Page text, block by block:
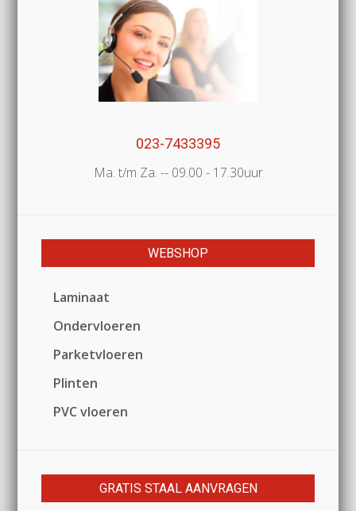
023-7433395
Ma. t/m Za. -- 09.00 - 17.30uur
WEBSHOP
Laminaat
Ondervloeren
Parketvloeren
Plinten
PVC vloeren
GRATIS STAAL AANVRAGEN